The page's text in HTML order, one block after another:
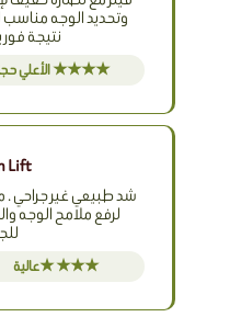
وتحديد الوجه مناسب
نتيجة
★★★★ الأعلي
Lift
شد طبيعي غير جراحي
لرفع ملامح الوجه
★★★ ★عالية